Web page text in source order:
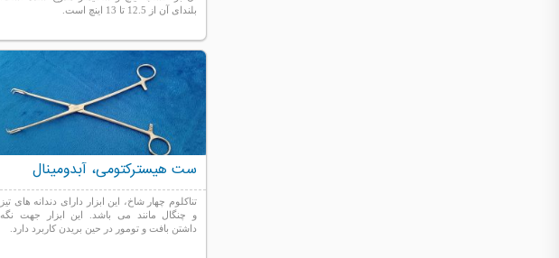
بلندای آن از 12.5 تا 13 اینچ است.
ست هیسترکتومی، آبدومینال
تناکلوم چهار شاخ، این ابزار دارای دندانه های تیز
و چنگال مانند می باشد. این ابزار جهت نگه
داشتن بافت و تومور در حین بریدن کاربرد دارد.